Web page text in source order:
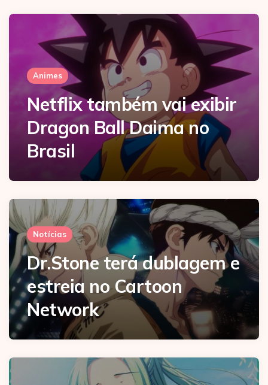
Animes
Netflix também vai exibir
Dragon Ball Daima no
Brasil
Notícias
Dr.Stone terá dublagem e
estreia no Cartoon
Network